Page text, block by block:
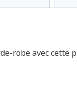
robe avec cette